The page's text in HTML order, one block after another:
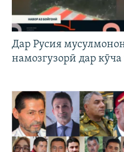
Дар Русия
намозгузорӣ дар